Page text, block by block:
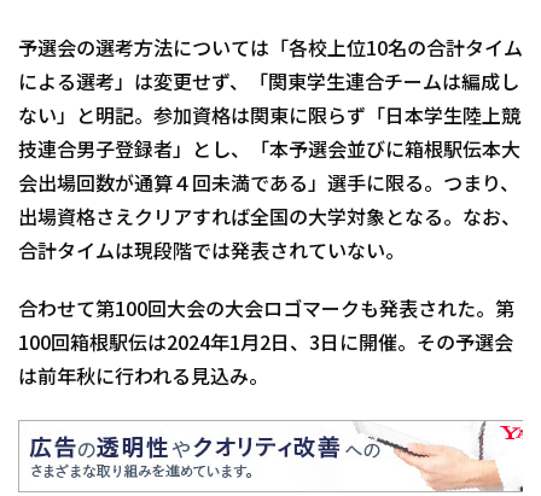
予選会の選考方法については「各校上位10名の合計タイム
による選考」は変更せず、「関東学生連合チームは編成し
ない」と明記。参加資格は関東に限らず「日本学生陸上競
技連合男子登録者」とし、「本予選会並びに箱根駅伝本大
会出場回数が通算４回未満である」選手に限る。つまり、
出場資格さえクリアすれば全国の大学対象となる。なお、
合計タイムは現段階では発表されていない。
合わせて第100回大会の大会ロゴマークも発表された。第
100回箱根駅伝は2024年1月2日、3日に開催。その予選会
は前年秋に行われる見込み。